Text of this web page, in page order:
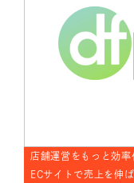
店舗運営をもっと効率
ECサイトで売上を伸